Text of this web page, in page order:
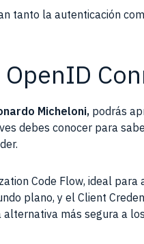
tanto la autenticación
Micheloni, podrás
debes conocer para
Code Flow, ideal
plano, y el Client
más segura a